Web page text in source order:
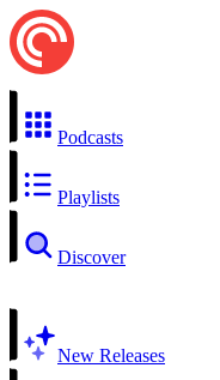
Podcasts
Playlists
Discover
New Releases